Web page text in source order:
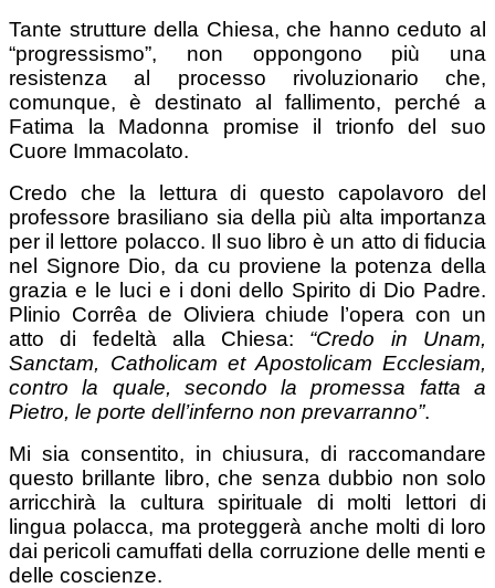
Tante strutture della Chiesa, che hanno ceduto al
“progressismo”, non oppongono più una
resistenza al processo rivoluzionario che,
comunque, è destinato al fallimento, perché a
Fatima la Madonna promise il trionfo del suo
Cuore Immacolato.
Credo che la lettura di questo capolavoro del
professore brasiliano sia della più alta importanza
per il lettore polacco. Il suo libro è un atto di fiducia
nel Signore Dio, da cu proviene la potenza della
grazia e le luci e i doni dello Spirito di Dio Padre.
Plinio Corrêa de Oliviera chiude l’opera con un
atto di fedeltà alla Chiesa: “Credo in Unam,
Sanctam, Catholicam et Apostolicam Ecclesiam,
contro la quale, secondo la promessa fatta a
Pietro, le porte dell’inferno non prevarranno”.
Mi sia consentito, in chiusura, di raccomandare
questo brillante libro, che senza dubbio non solo
arricchirà la cultura spirituale di molti lettori di
lingua polacca, ma proteggerà anche molti di loro
dai pericoli camuffati della corruzione delle menti e
delle coscienze.